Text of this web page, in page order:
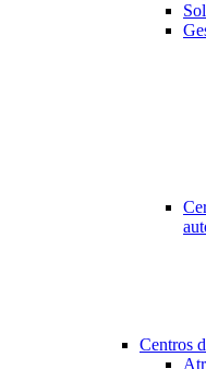
Centros